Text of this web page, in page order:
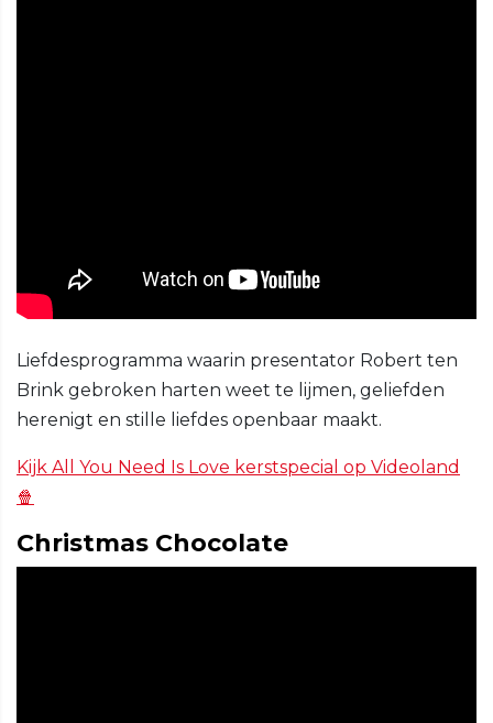
Liefdesprogramma waarin presentator Robert ten
Brink gebroken harten weet te lijmen, geliefden
herenigt en stille liefdes openbaar maakt.
Kijk All You Need Is Love kerstspecial op Videoland
🍿
Christmas Chocolate